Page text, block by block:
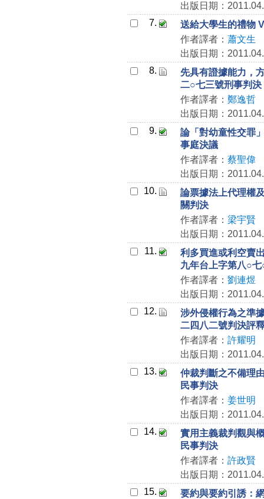
出版日期：
7.
送給大學生的禮物
作者譯者： 蕭文生
出版日期：
8.
先具有證據能力，
二○七三號刑事判決
作者譯者： 鄭逸哲
出版日期：
9.
論「對幼童性交罪
事庭決議
作者譯者： 蔡聖偉
出版日期：
10.
論票據法上代理權
關判決
作者譯者： 梁宇賢
出版日期：
11.
利多買進或利空賣
九年台上字第八○
作者譯者： 劉連煜
出版日期：
12.
涉外侵權行為之準
二四八二號判決評
作者譯者： 許耀明
出版日期：
13.
仲裁判斷之不備理
民事判決
作者譯者： 姜世明
出版日期：
14.
實用主義裁判觀與
民事判決
作者譯者： 許政賢
出版日期：
15.
要約與要約引誘：